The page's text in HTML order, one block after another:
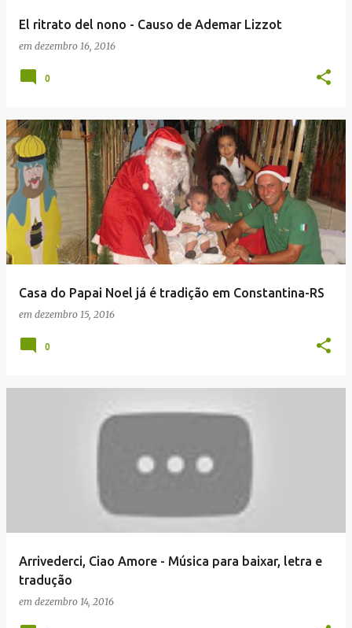
El ritrato del nono - Causo de Ademar Lizzot
em dezembro 16, 2016
0
Casa do Papai Noel já é tradição em Constantina-RS
em dezembro 15, 2016
0
Arrivederci, Ciao Amore - Música para baixar, letra e
tradução
em dezembro 14, 2016